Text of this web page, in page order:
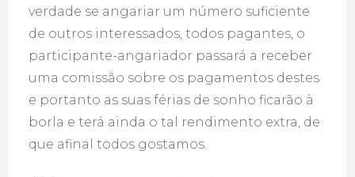
verdade se angariar um número suficiente
de outros interessados, todos pagantes, o
participante-angariador passará a receber
uma comissão sobre os pagamentos destes
e portanto as suas férias de sonho ficarão à
borla e terá ainda o tal rendimento extra, de
que afinal todos gostamos.